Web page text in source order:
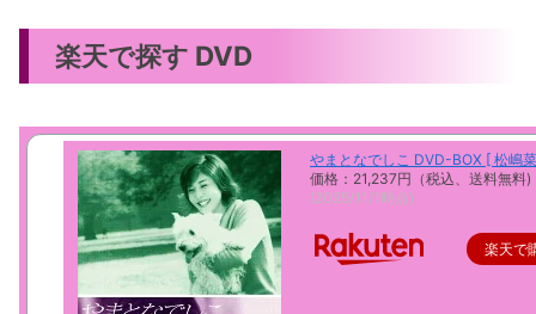
楽天で探す DVD
やまとなでしこ DVD-BOX [ 松嶋
価格：21,237円（税込、送料無料)
(2025/11/1時点)
楽天で